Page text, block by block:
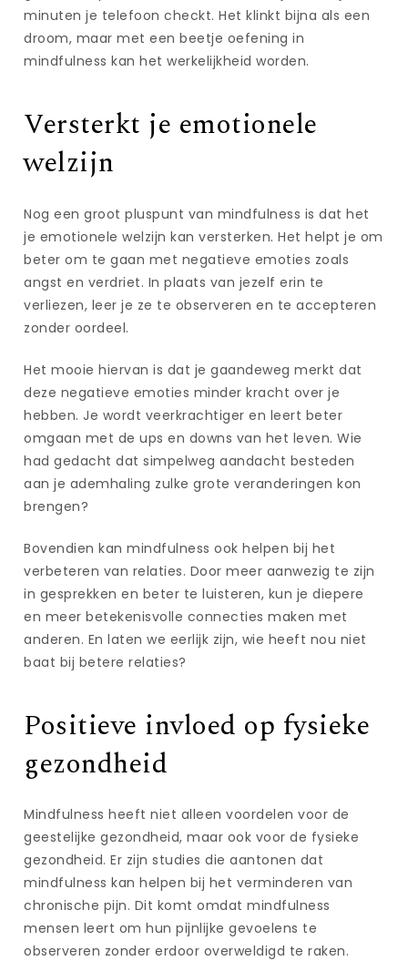
minuten je telefoon checkt. Het klinkt bijna als een
droom, maar met een beetje oefening in
mindfulness kan het werkelijkheid worden.
Versterkt je emotionele
welzijn
Nog een groot pluspunt van mindfulness is dat het
je emotionele welzijn kan versterken. Het helpt je om
beter om te gaan met negatieve emoties zoals
angst en verdriet. In plaats van jezelf erin te
verliezen, leer je ze te observeren en te accepteren
zonder oordeel.
Het mooie hiervan is dat je gaandeweg merkt dat
deze negatieve emoties minder kracht over je
hebben. Je wordt veerkrachtiger en leert beter
omgaan met de ups en downs van het leven. Wie
had gedacht dat simpelweg aandacht besteden
aan je ademhaling zulke grote veranderingen kon
brengen?
Bovendien kan mindfulness ook helpen bij het
verbeteren van relaties. Door meer aanwezig te zijn
in gesprekken en beter te luisteren, kun je diepere
en meer betekenisvolle connecties maken met
anderen. En laten we eerlijk zijn, wie heeft nou niet
baat bij betere relaties?
Positieve invloed op fysieke
gezondheid
Mindfulness heeft niet alleen voordelen voor de
geestelijke gezondheid, maar ook voor de fysieke
gezondheid. Er zijn studies die aantonen dat
mindfulness kan helpen bij het verminderen van
chronische pijn. Dit komt omdat mindfulness
mensen leert om hun pijnlijke gevoelens te
observeren zonder erdoor overweldigd te raken.